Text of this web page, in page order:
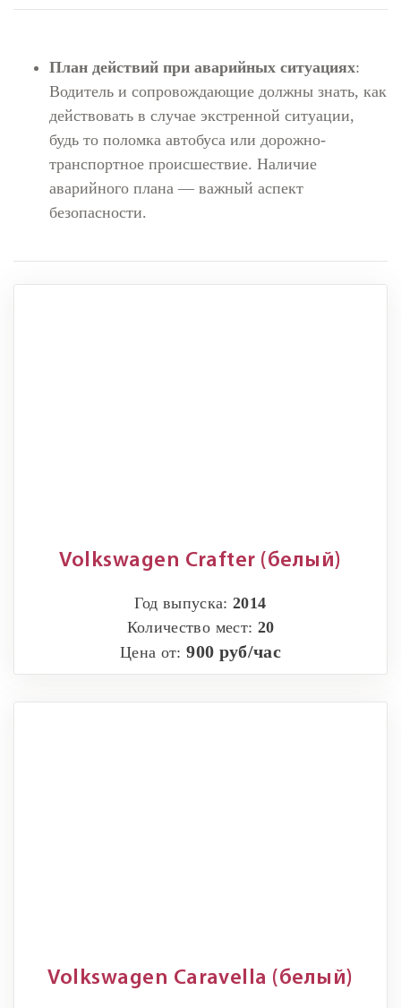
План действий при аварийных ситуациях:
Водитель и сопровождающие должны знать, как
действовать в случае экстренной ситуации,
будь то поломка автобуса или дорожно-
транспортное происшествие. Наличие
аварийного плана — важный аспект
безопасности.
Volkswagen Crafter (белый)
Год выпуска:2014
Количество мест: 20
Цена от:900 руб/час
Volkswagen Caravella (белый)